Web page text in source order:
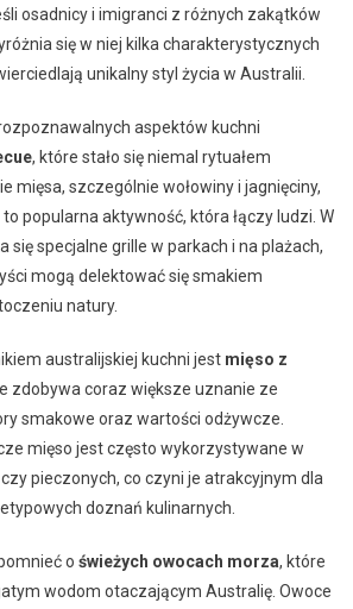
osadnicy i imigranci z różnych zakątków
się w niej kilka charakterystycznych
unikalny styl życia w Australii.
aspektów kuchni
, które stało się niemal rytuałem
mięsa, szczególnie wołowiny i jagnięciny,
popularna aktywność, która łączy ludzi. W
się specjalne grille w parkach i na plażach,
mogą delektować się smakiem
natury.
australijskiej kuchni jest mięso z
zdobywa coraz większe uznanie ze
smakowe oraz wartości odżywcze.
mięso jest często wykorzystywane w
pieczonych, co czyni je atrakcyjnym dla
doznań kulinarnych.
o świeżych owocach morza, które
wodom otaczającym Australię. Owoce